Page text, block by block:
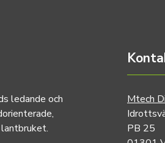
ledande och
Mtech
PB 25